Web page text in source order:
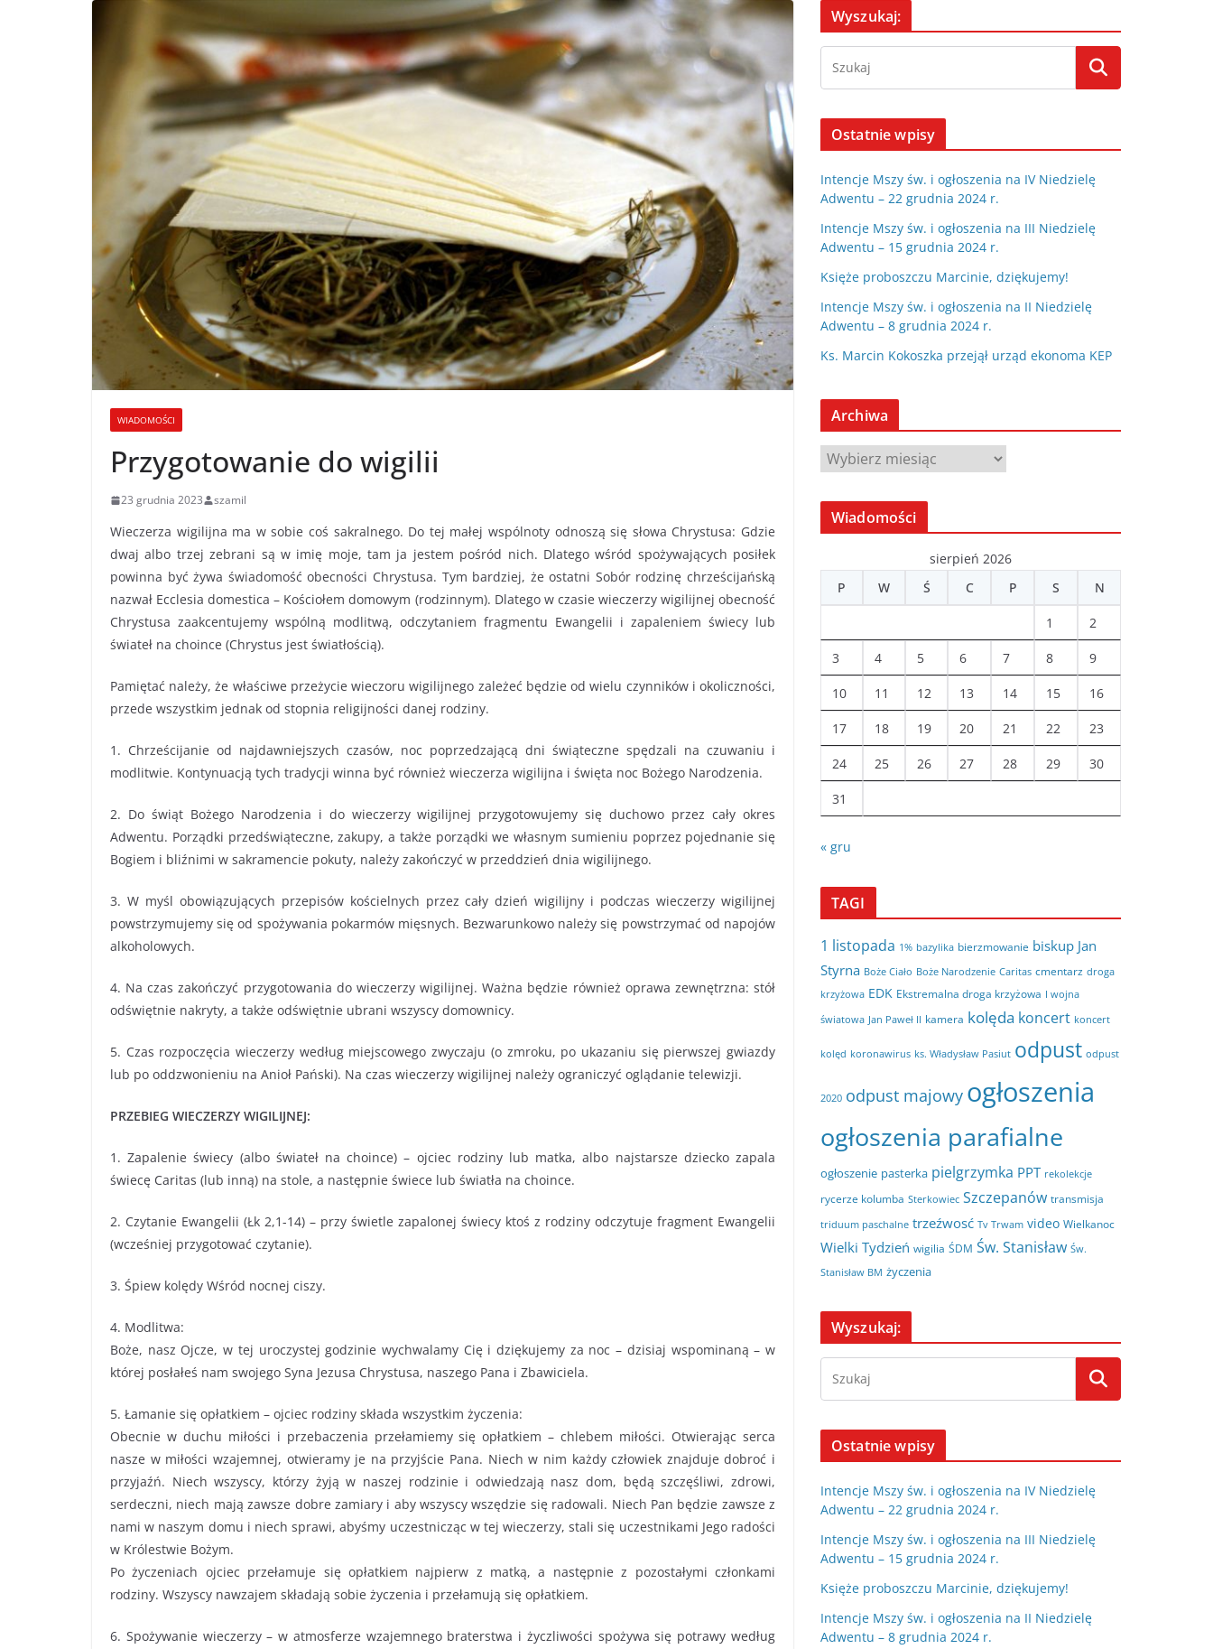
WIADOMOŚCI
Przygotowanie do wigilii
23 grudnia 2023 szamil
Wieczerza wigilijna ma w sobie coś sakralnego. Do tej małej wspólnoty odnoszą się słowa Chrystusa: Gdzie
dwaj albo trzej zebrani są w imię moje, tam ja jestem pośród nich. Dlatego wśród spożywających posiłek
powinna być żywa świadomość obecności Chrystusa. Tym bardziej, że ostatni Sobór rodzinę chrześcijańską
nazwał Ecclesia domestica – Kościołem domowym (rodzinnym). Dlatego w czasie wieczerzy wigilijnej obecność
Chrystusa zaakcentujemy wspólną modlitwą, odczytaniem fragmentu Ewangelii i zapaleniem świecy lub
świateł na choince (Chrystus jest światłością).
Pamiętać należy, że właściwe przeżycie wieczoru wigilijnego zależeć będzie od wielu czynników i okoliczności,
przede wszystkim jednak od stopnia religijności danej rodziny.
1. Chrześcijanie od najdawniejszych czasów, noc poprzedzającą dni świąteczne spędzali na czuwaniu i
modlitwie. Kontynuacją tych tradycji winna być również wieczerza wigilijna i święta noc Bożego Narodzenia.
2. Do świąt Bożego Narodzenia i do wieczerzy wigilijnej przygotowujemy się duchowo przez cały okres
Adwentu. Porządki przedświąteczne, zakupy, a także porządki we własnym sumieniu poprzez pojednanie się
Bogiem i bliźnimi w sakramencie pokuty, należy zakończyć w przeddzień dnia wigilijnego.
3. W myśl obowiązujących przepisów kościelnych przez cały dzień wigilijny i podczas wieczerzy wigilijnej
powstrzymujemy się od spożywania pokarmów mięsnych. Bezwarunkowo należy się powstrzymać od napojów
alkoholowych.
4. Na czas zakończyć przygotowania do wieczerzy wigilijnej. Ważna będzie również oprawa zewnętrzna: stół
odświętnie nakryty, a także odświętnie ubrani wszyscy domownicy.
5. Czas rozpoczęcia wieczerzy według miejscowego zwyczaju (o zmroku, po ukazaniu się pierwszej gwiazdy
lub po oddzwonieniu na Anioł Pański). Na czas wieczerzy wigilijnej należy ograniczyć oglądanie telewizji.
PRZEBIEG WIECZERZY WIGILIJNEJ:
1. Zapalenie świecy (albo świateł na choince) – ojciec rodziny lub matka, albo najstarsze dziecko zapala
świecę Caritas (lub inną) na stole, a następnie świece lub światła na choince.
2. Czytanie Ewangelii (Łk 2,1-14) – przy świetle zapalonej świecy ktoś z rodziny odczytuje fragment Ewangelii
(wcześniej przygotować czytanie).
3. Śpiew kolędy Wśród nocnej ciszy.
4. Modlitwa:
Boże, nasz Ojcze, w tej uroczystej godzinie wychwalamy Cię i dziękujemy za noc – dzisiaj wspominaną – w
której posłałeś nam swojego Syna Jezusa Chrystusa, naszego Pana i Zbawiciela.
5. Łamanie się opłatkiem – ojciec rodziny składa wszystkim życzenia:
Obecnie w duchu miłości i przebaczenia przełamiemy się opłatkiem – chlebem miłości. Otwierając serca
nasze w miłości wzajemnej, otwieramy je na przyjście Pana. Niech w nim każdy człowiek znajduje dobroć i
przyjaźń. Niech wszyscy, którzy żyją w naszej rodzinie i odwiedzają nasz dom, będą szczęśliwi, zdrowi,
serdeczni, niech mają zawsze dobre zamiary i aby wszyscy wszędzie się radowali. Niech Pan będzie zawsze z
nami w naszym domu i niech sprawi, abyśmy uczestnicząc w tej wieczerzy, stali się uczestnikami Jego radości
w Królestwie Bożym.
Po życzeniach ojciec przełamuje się opłatkiem najpierw z matką, a następnie z pozostałymi członkami
rodziny. Wszyscy nawzajem składają sobie życzenia i przełamują się opłatkiem.
6. Spożywanie wieczerzy – w atmosferze wzajemnego braterstwa i życzliwości spożywa się potrawy według
Wyszukaj:
Ostatnie wpisy
Intencje Mszy św. i ogłoszenia na IV Niedzielę
Adwentu – 22 grudnia 2024 r.
Intencje Mszy św. i ogłoszenia na III Niedzielę
Adwentu – 15 grudnia 2024 r.
Księże proboszczu Marcinie, dziękujemy!
Intencje Mszy św. i ogłoszenia na II Niedzielę
Adwentu – 8 grudnia 2024 r.
Ks. Marcin Kokoszka przejął urząd ekonoma KEP
Archiwa
A
r
c
w
Wiadomości
sierpień 2026
P
W Ś C P S N
1 2
3 4 5 6 7 8 9
10 11 12 13 14 15 16
17 18 19 20 21 22 23
24 25 26 27 28 29 30
31
« gru
TAGI
1 listopada 1% bazylika bierzmowanie biskup Jan
Styrna Boże Ciało Boże Narodzenie Caritas cmentarz droga
krzyżowa EDK Ekstremalna droga krzyżowa I wojna
światowa Jan Paweł II kamera kolęda koncert koncert
kolęd koronawirus ks. Władysław Pasiut odpust odpust
2020 odpust majowy ogłoszenia
ogłoszenia parafialne
ogłoszenie pasterka pielgrzymka PPT rekolekcje
rycerze kolumba Sterkowiec Szczepanów transmisja
triduum paschalne trzeźwosć Tv Trwam video Wielkanoc
Wielki Tydzień wigilia ŚDM Św. Stanisław Św.
Stanisław BM życzenia
Wyszukaj:
Ostatnie wpisy
Intencje Mszy św. i ogłoszenia na IV Niedzielę
Adwentu – 22 grudnia 2024 r.
Intencje Mszy św. i ogłoszenia na III Niedzielę
Adwentu – 15 grudnia 2024 r.
Księże proboszczu Marcinie, dziękujemy!
Intencje Mszy św. i ogłoszenia na II Niedzielę
Adwentu – 8 grudnia 2024 r.